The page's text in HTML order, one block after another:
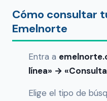
Cómo consultar
Emelnorte
Entra a
línea» →
Elige el tipo de